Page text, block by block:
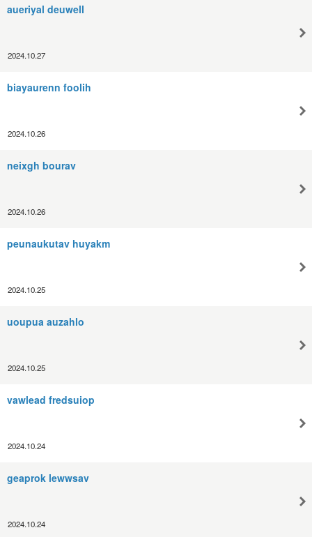
aueriyal deuwell
2024.10.27
biayaurenn foolih
2024.10.26
neixgh bourav
2024.10.26
peunaukutav huyakm
2024.10.25
uoupua auzahlo
2024.10.25
vawlead fredsuiop
2024.10.24
geaprok lewwsav
2024.10.24